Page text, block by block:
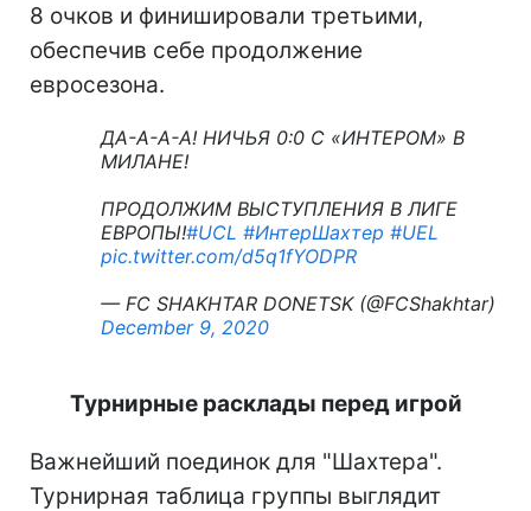
8 очков и финишировали третьими,
обеспечив себе продолжение
евросезона.
ДА-А-А-А! НИЧЬЯ 0:0 С «ИНТЕРОМ» В
МИЛАНЕ!
ПРОДОЛЖИМ ВЫСТУПЛЕНИЯ В ЛИГЕ
ЕВРОПЫ!#UCL #ИнтерШахтер #UEL
pic.twitter.com/d5q1fYODPR
— FC SHAKHTAR DONETSK (@FCShakhtar)
December 9, 2020
Турнирные расклады перед игрой
Важнейший поединок для "Шахтера".
Турнирная таблица группы выглядит